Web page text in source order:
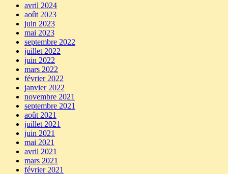
avril 2024
août 2023
juin 2023
mai 2023
septembre 2022
juillet 2022
juin 2022
mars 2022
février 2022
janvier 2022
novembre 2021
septembre 2021
août 2021
juillet 2021
juin 2021
mai 2021
avril 2021
mars 2021
février 2021